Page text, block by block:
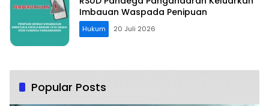
Imbauan Waspada Penipuan
Hukum 20 Juli 2026
Popular Posts